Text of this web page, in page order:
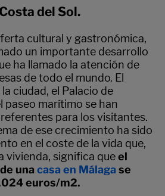
del Sol.
cultural y gastronómica,
un importante desarrollo
ha llamado la atención de
de todo el mundo. El
ciudad, el Palacio de
paseo marítimo se han
para los visitantes.
de ese crecimiento ha sido
en el coste de la vida que,
vivienda, significa queel
una casa en Málaga se
euros/m2.